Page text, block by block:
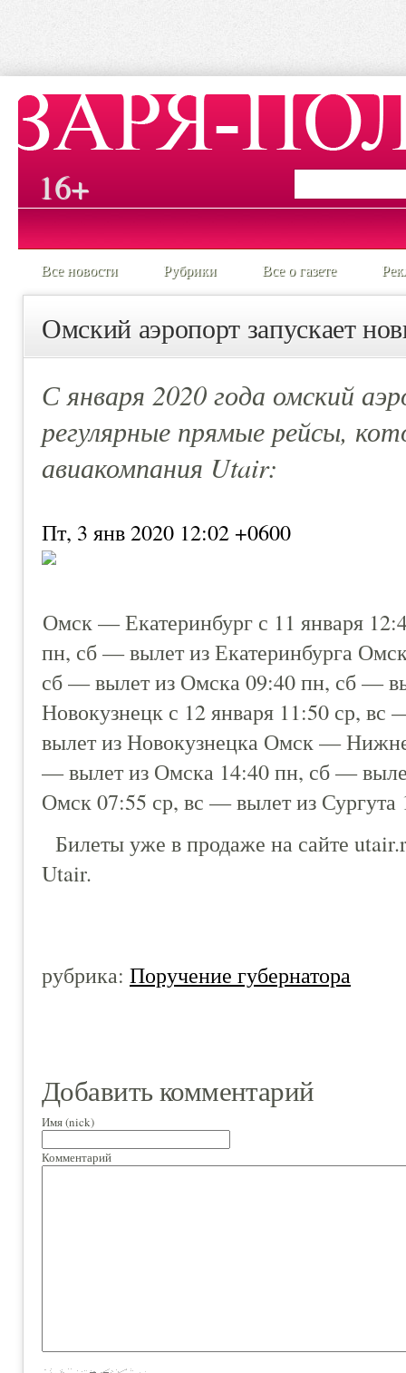
16+
Все новости Рубрики Все о газете
Омский аэропорт запускает
С января 2020 года омский
регулярные прямые рейсы,
авиакомпания Utair:
Пт, 3 янв 2020 12:02 +0600
Омск — Екатеринбург с 11 января
пн, сб — вылет из Екатеринбурга
сб — вылет из Омска 09:40 пн, сб —
Новокузнецк с 12 января 11:50 ср,
вылет из Новокузнецка Омск —
— вылет из Омска 14:40 пн, сб —
Омск 07:55 ср, вс — вылет из
Билеты уже в продаже на сайте
Utair.
рубрика: Поручение губернатора
Добавить комментарий
Имя (nick)
Комментарий